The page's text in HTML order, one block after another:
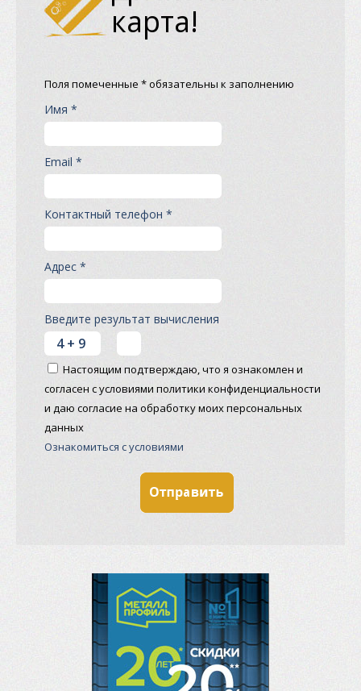
карта!
Поля помеченные * обязательны к заполнению
Имя *
Email *
Контактный телефон *
Адрес *
Введите результат вычисления
Настоящим подтверждаю, что я ознакомлен и
согласен с условиями политики конфиденциальности
и даю согласие на обработку моих персональных
данных
Ознакомиться с условиями